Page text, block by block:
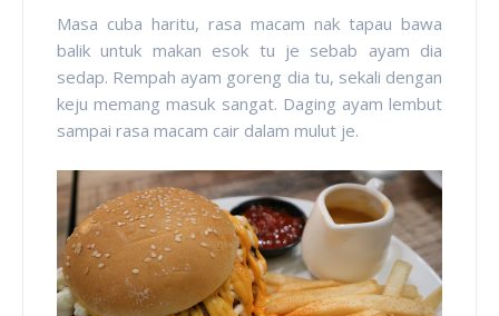
Masa cuba haritu, rasa macam nak tapau bawa
balik untuk makan esok tu je sebab ayam dia
sedap. Rempah ayam goreng dia tu, sekali dengan
keju memang masuk sangat. Daging ayam lembut
sampai rasa macam cair dalam mulut je.